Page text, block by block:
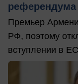
референдума
Премьер
РФ, поэтому
вступлении в